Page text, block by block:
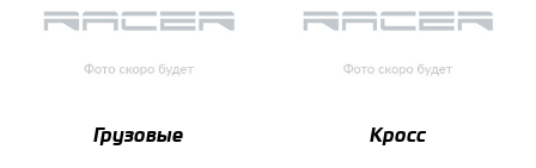
Грузовые Кросс